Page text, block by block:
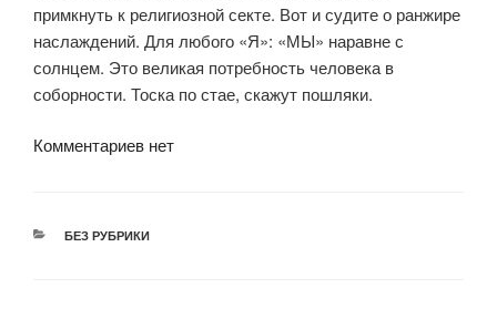
примкнуть к религиозной секте. Вот и судите о ранжире
наслаждений. Для любого «Я»: «МЫ» наравне с
солнцем. Это великая потребность человека в
соборности. Тоска по стае, скажут пошляки.
Комментариев нет
РУБРИКИ
БЕЗ РУБРИКИ